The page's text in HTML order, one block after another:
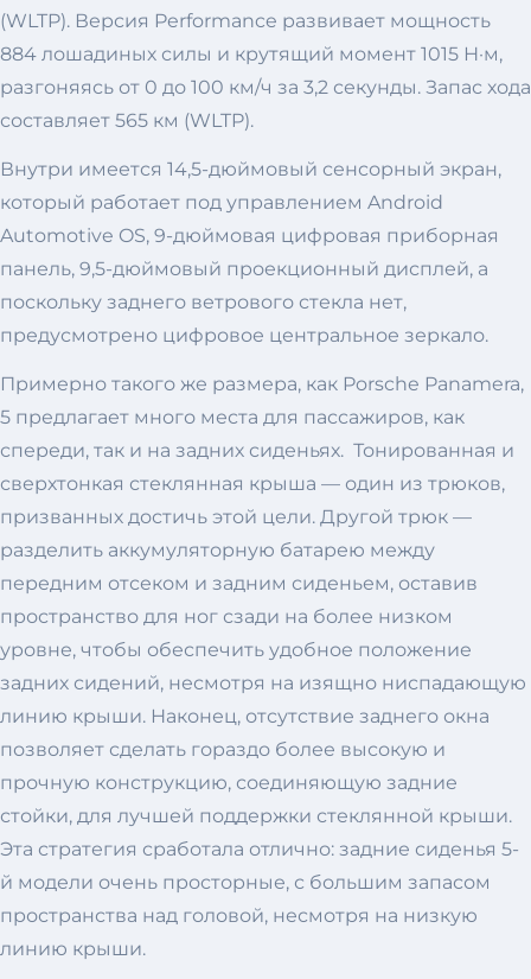
(WLTP). Версия Performance развивает мощность
884 лошадиных силы и крутящий момент 1015 Н·м,
разгоняясь от 0 до 100 км/ч за 3,2 секунды. Запас хода
составляет 565 км (WLTP).
Внутри имеется 14,5-дюймовый сенсорный экран,
который работает под управлением Android
Automotive OS, 9-дюймовая цифровая приборная
панель, 9,5-дюймовый проекционный дисплей, а
поскольку заднего ветрового стекла нет,
предусмотрено цифровое центральное зеркало.
Примерно такого же размера, как Porsche Panamera,
5 предлагает много места для пассажиров, как
спереди, так и на задних сиденьях. Тонированная и
сверхтонкая стеклянная крыша — один из трюков,
призванных достичь этой цели. Другой трюк —
разделить аккумуляторную батарею между
передним отсеком и задним сиденьем, оставив
пространство для ног сзади на более низком
уровне, чтобы обеспечить удобное положение
задних сидений, несмотря на изящно ниспадающую
линию крыши. Наконец, отсутствие заднего окна
позволяет сделать гораздо более высокую и
прочную конструкцию, соединяющую задние
стойки, для лучшей поддержки стеклянной крыши.
Эта стратегия сработала отлично: задние сиденья 5-
й модели очень просторные, с большим запасом
пространства над головой, несмотря на низкую
линию крыши.